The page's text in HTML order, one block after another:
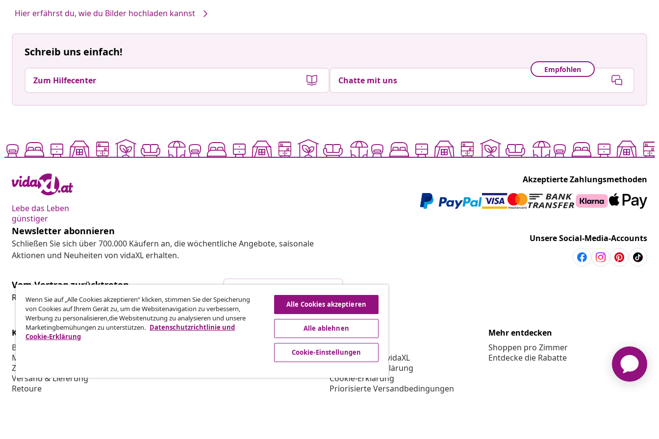
Hier erfährst du, wie du Bilder hochladen kannst
Schreib uns einfach!
Zum Hilfecenter
Empfohlen
Chatte mit uns
Lebe das Leben
günstiger
Akzeptierte Zahlungsmethoden
Newsletter abonnieren
Schließen Sie sich über 700.000 Käufern an, die wöchentliche Angebote, saisonale
Aktionen und Neuheiten von vidaXL erhalten.
Unsere Social-Media-Accounts
Vom Vertrag zurücktreten
Reiche einen Widerrufsantrag für deine Bestellung ein.
Kundenservice
Bestellung verfolgen
Mein Konto
Zahlung
Versand & Lieferung
Retoure
Business
vidaXL
Über vidaXL
AGB Verkäufer vidaXL
Datenschutzerklärung
Cookie-Erklärung
Priorisierte Versandbedingungen
Mehr entdecken
Shoppen pro Zimmer
Entdecke die Rabatte
Wenn Sie auf „Alle Cookies akzeptieren“ klicken, stimmen Sie der Speicherung
von Cookies auf Ihrem Gerät zu, um die Websitenavigation zu verbessern,
Werbung zu personalisieren,die Websitenutzung zu analysieren und unsere
Marketingbemühungen zu unterstützen. Datenschutzrichtlinie und
Cookie-Erklärung
Alle Cookies akzeptieren
Alle ablehnen
Cookie-Einstellungen